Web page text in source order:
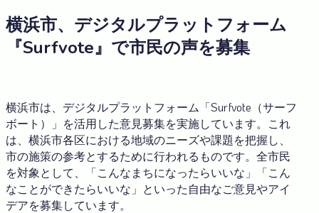
横浜市、デジタルプラットフォーム
『Surfvote』で市民の声を募集
横浜市は、デジタルプラットフォーム「Surfvote（サーフ
ボート）」を活用した意見募集を実施しています。これ
は、横浜市各区における地域のニーズや課題を把握し、
市の施策の参考とするために行われるものです。全市民
を対象として、「こんなまちになったらいいな」「こん
なことができたらいいな」といった自由なご意見やアイ
デアを募集しています。